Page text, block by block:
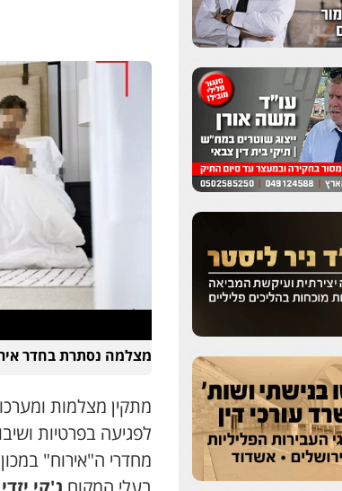
שחר לדובסקי, עו"ד
פלילי מעצרים וחקירות
0507913332
עו"ד איהאב ג'לג'ולי
0505216700
עו"ד שלומי שרון
פלילי צבאי מעצרים
וחקירות
0547342002
מצלמה נסתרת בחדר
מתקין מצלמות
לפגיעה בפרטיות
מחדרי ה"אירוח"